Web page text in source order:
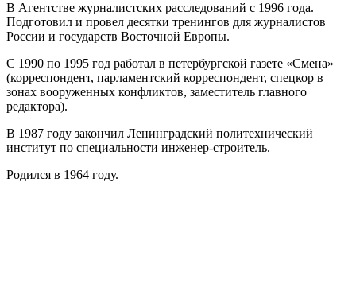
В Агентстве журналистских расследований с 1996 года.
Подготовил и провел десятки тренингов для журналистов
России и государств Восточной Европы.
С 1990 по 1995 год работал в петербургской газете «Смена»
(корреспондент, парламентский корреспондент, спецкор в
зонах вооруженных конфликтов, заместитель главного
редактора).
В 1987 году закончил Ленинградский политехнический
институт по специальности инженер-строитель.
Родился в 1964 году.